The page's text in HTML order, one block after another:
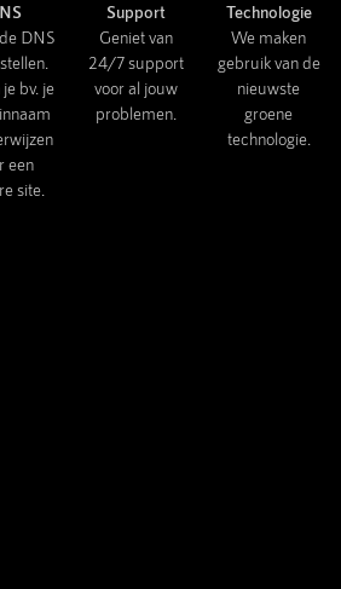
DNS
bv. je
een
site.
Support
Geniet van
24/7 support
voor al jouw
problemen.
Technologie
We maken
gebruik van de
nieuwste
groene
technologie.